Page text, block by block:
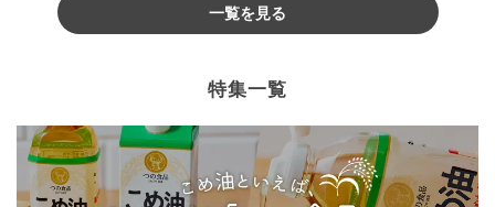
一覧を見る
特集一覧